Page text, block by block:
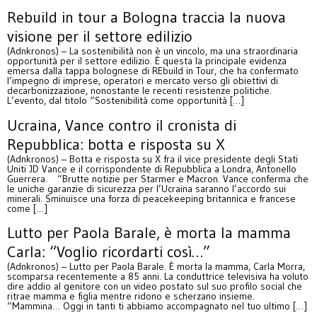
Rebuild in tour a Bologna traccia la nuova
visione per il settore edilizio
(Adnkronos) – La sostenibilità non è un vincolo, ma una straordinaria
opportunità per il settore edilizio. È questa la principale evidenza
emersa dalla tappa bolognese di REbuild in Tour, che ha confermato
l’impegno di imprese, operatori e mercato verso gli obiettivi di
decarbonizzazione, nonostante le recenti resistenze politiche.
L’evento, dal titolo “Sostenibilità come opportunità […]
Ucraina, Vance contro il cronista di
Repubblica: botta e risposta su X
(Adnkronos) – Botta e risposta su X fra il vice presidente degli Stati
Uniti JD Vance e il corrispondente di Repubblica a Londra, Antonello
Guerrera. “Brutte notizie per Starmer e Macron. Vance conferma che
le uniche garanzie di sicurezza per l’Ucraina saranno l’accordo sui
minerali. Sminuisce una forza di peacekeeping britannica e francese
come […]
Lutto per Paola Barale, è morta la mamma
Carla: “Voglio ricordarti così…”
(Adnkronos) – Lutto per Paola Barale. È morta la mamma, Carla Morra,
scomparsa recentemente a 85 anni. La conduttrice televisiva ha voluto
dire addio al genitore con un video postato sul suo profilo social che
ritrae mamma e figlia mentre ridono e scherzano insieme.
“Mammina… Oggi in tanti ti abbiamo accompagnato nel tuo ultimo […]